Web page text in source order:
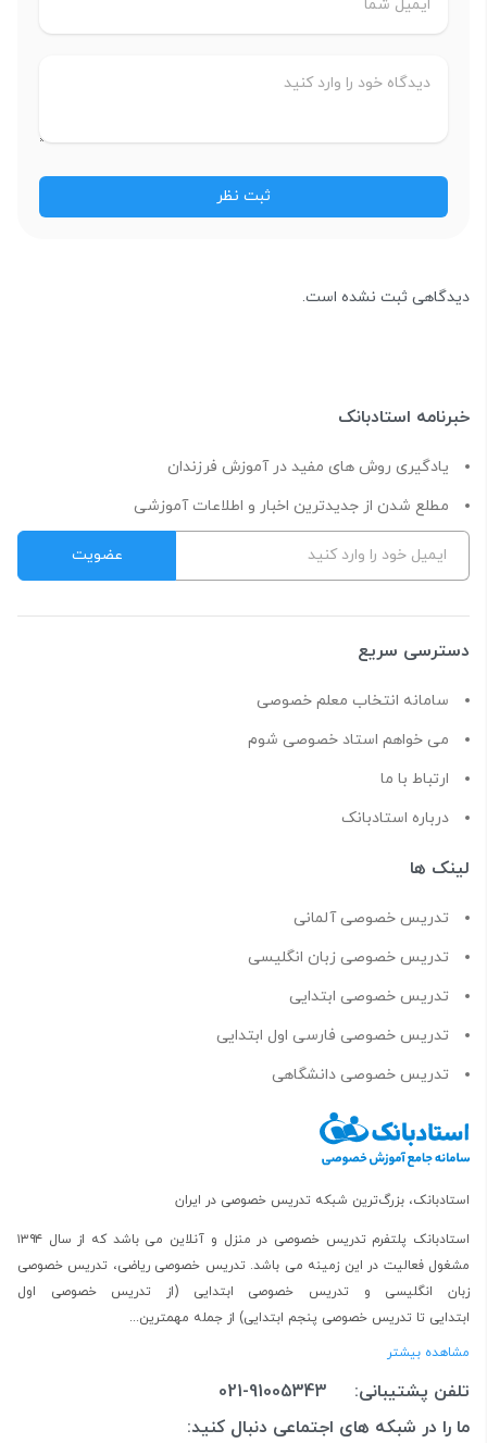
دیدگاهی ثبت نشده است.
خبرنامه استادبانک
یادگیری روش های مفید در آموزش فرزندان
مطلع شدن از جدیدترین اخبار و اطلاعات آموزشی
دسترسی سریع
سامانه انتخاب معلم خصوصی
می خواهم استاد خصوصی شوم
ارتباط با ما
درباره استادبانک
لینک ها
تدریس خصوصی آلمانی
تدریس خصوصی زبان انگلیسی
تدریس خصوصی ابتدایی
تدریس خصوصی فارسی اول ابتدایی
تدریس خصوصی دانشگاهی
استادبانک، بزرگ‌ترین شبکه تدریس خصوصی در ایران
استادبانک پلتفرم تدریس خصوصی در منزل و آنلاین
می باشد که از سال ۱۳۹۴
مشغول فعالیت در این زمینه می باشد.تدریس خصوصی ریاضی، تدریس خصوصی
زبان انگلیسی و تدریس خصوصی ابتدایی (از
تدریس خصوصی اول
ابتدایی تا تدریس خصوصی پنجم ابتدایی) از جمله مهمترین...
مشاهده بیشتر
تلفن پشتیبانی:
021-91005343
ما را در شبکه های اجتماعی دنبال کنید: